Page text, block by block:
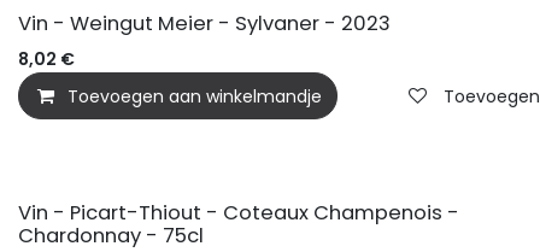
BIO
Vin - Weingut Meier - Sylvaner - 2023
8,02 €
Toevoegen aan winkelmandje
Vin - Picart-Thiout - Coteaux Champenois -
Chardonnay - 75cl